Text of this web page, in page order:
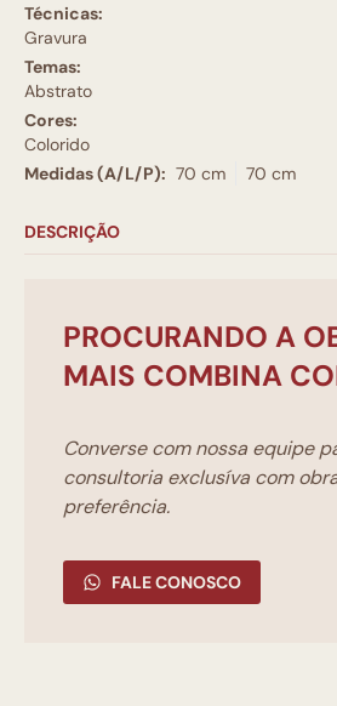
Técnicas:
Gravura
Temas:
Abstrato
Cores:
Colorido
Medidas (A/L/P): 70 cm 70 cm
DESCRIÇÃO
PROCURANDO A
MAIS COMBINA
Converse com nossa equipe
consultoria exclusíva com
preferência.
FALE CONOSCO